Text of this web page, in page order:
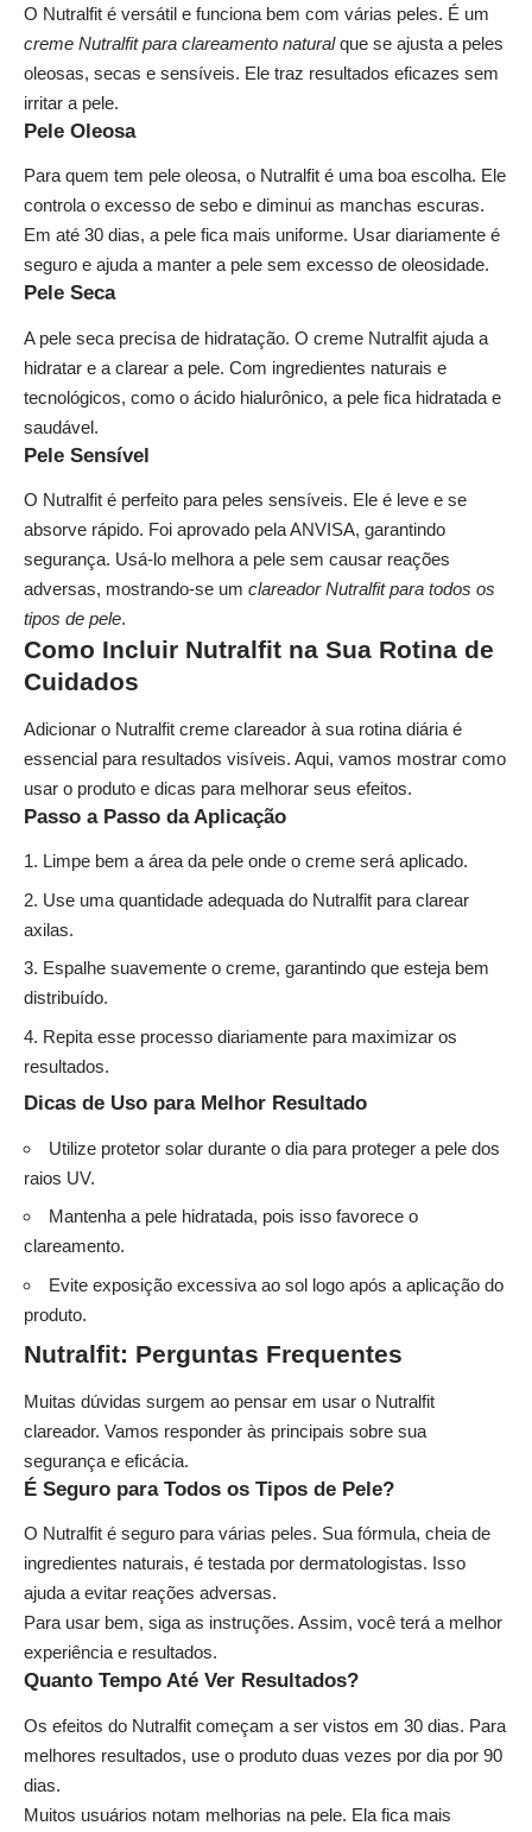
O Nutralfit é versátil e funciona bem com várias peles. É um
creme Nutralfit para clareamento naturalque se ajusta a peles
oleosas, secas e sensíveis. Ele traz resultados eficazes sem
irritar a pele.
Pele Oleosa
Para quem tem pele oleosa, o Nutralfit é uma boa escolha. Ele
controla o excesso de sebo e diminui as manchas escuras.
Em até 30 dias, a pele fica mais uniforme. Usar diariamente é
seguro e ajuda a manter a pele sem excesso de oleosidade.
Pele Seca
A pele seca precisa de hidratação. O creme Nutralfit ajuda a
hidratar e a clarear a pele. Com ingredientes naturais e
tecnológicos, como o ácido hialurônico, a pele fica hidratada e
saudável.
Pele Sensível
O Nutralfit é perfeito para peles sensíveis. Ele é leve e se
absorve rápido. Foi aprovado pela ANVISA, garantindo
segurança. Usá-lo melhora a pele sem causar reações
adversas, mostrando-se um clareador Nutralfit para todos os
tipos de pele.
Como Incluir Nutralfit na Sua Rotina de
Cuidados
Adicionar o Nutralfit creme clareador à sua rotina diária é
essencial para resultados visíveis. Aqui, vamos mostrar como
usar o produto e dicas para melhorar seus efeitos.
Passo a Passo da Aplicação
Limpe bem a área da pele onde o creme será aplicado.
Use uma quantidade adequada do Nutralfit para clarear
axilas.
Espalhe suavemente o creme, garantindo que esteja bem
distribuído.
Repita esse processo diariamente para maximizar os
resultados.
Dicas de Uso para Melhor Resultado
Utilize protetor solar durante o dia para proteger a pele dos
raios UV.
Mantenha a pele hidratada, pois isso favorece o
clareamento.
Evite exposição excessiva ao sol logo após a aplicação do
produto.
Nutralfit: Perguntas Frequentes
Muitas dúvidas surgem ao pensar em usar o Nutralfit
clareador. Vamos responder às principais sobre sua
segurança e eficácia.
É Seguro para Todos os Tipos de Pele?
O Nutralfit é seguro para várias peles. Sua fórmula, cheia de
ingredientes naturais, é testada por dermatologistas. Isso
ajuda a evitar reações adversas.
Para usar bem, siga as instruções. Assim, você terá a melhor
experiência e resultados.
Quanto Tempo Até Ver Resultados?
Os efeitos do Nutralfit começam a ser vistos em 30 dias. Para
melhores resultados, use o produto duas vezes por dia por 90
dias.
Muitos usuários notam melhorias na pele. Ela fica mais